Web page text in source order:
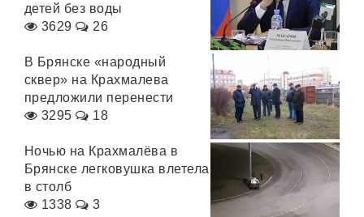
детей без воды
3629
26
В Брянске «народный
сквер» на Крахмалева
предложили перенести
3295
18
Ночью на Крахмалёва в
Брянске легковушка влетела
в столб
1338
3